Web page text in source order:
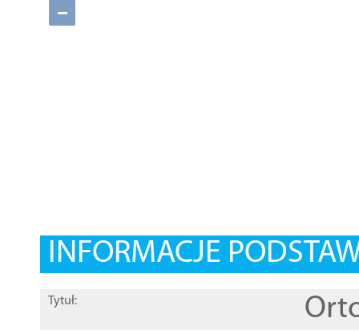
−
INFORMACJE
Tytuł: